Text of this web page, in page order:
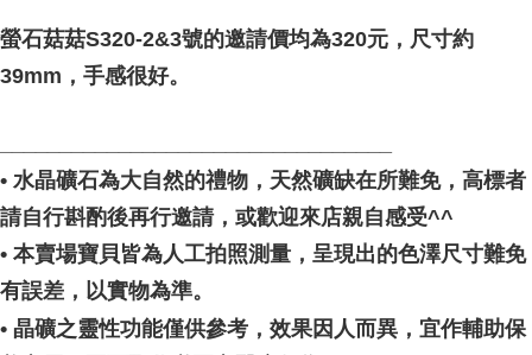
螢石菇菇S320-2&3號的邀請價均為320元，尺寸約
39mm，手感很好。
• 水晶礦石為大自然的禮物，天然礦缺在所難免，高標者
請自行斟酌後再行邀請，或歡迎來店親自感受^^
• 本賣場寶貝皆為人工拍照測量，呈現出的色澤尺寸難免
有誤差，以實物為準。
• 晶礦之靈性功能僅供參考，效果因人而異，宜作輔助保